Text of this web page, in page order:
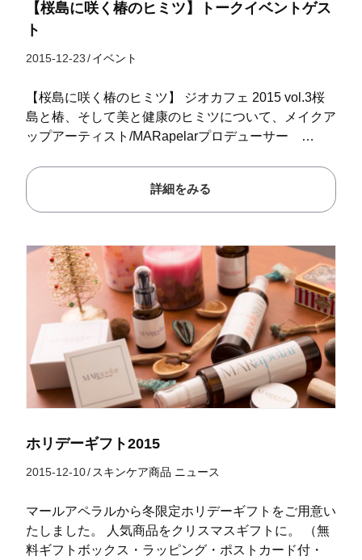
【桜島に咲く椿のヒミツ】トークイベントゲス
ト
2015-12-23/イベント
【桜島に咲く椿のヒミツ】 ジオカフェ 2015 vol.3桜
島と椿、そして美と健康のヒミツについて、メイクア
ップアーティスト/MARapelarプロデューサー …
詳細をみる
ホリデーギフト2015
2015-12-10/ スキンケア商品 ニュース
マールアペラルから冬限定ホリデーギフトをご用意い
たしました。 人気商品をクリスマスギフトに。 （無
料ギフトボックス・ラッピング・ポストカード付・